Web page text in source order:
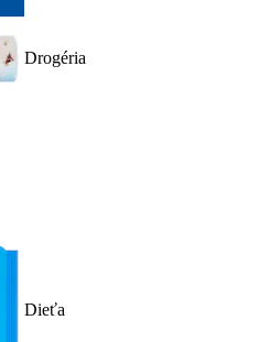
Drogéria
Dieťa